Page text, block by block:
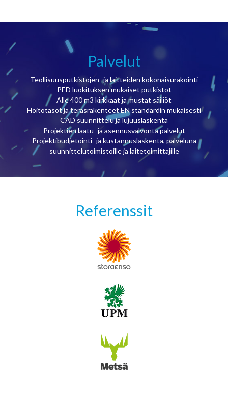
Palvelut
Teollisuusputkistojen- ja laitteiden kokonaisurakointi
PED luokituksen mukaiset putkistot
Alle 400 m3 kirkkaat ja mustat säiliöt
Hoitotasot ja teräsrakenteet EN standardin mukaisesti
CAD suunnittelu ja lujuuslaskenta
Projektien laatu- ja asennusvalvonta palvelut
Projektibudjetointi- ja kustannuslaskenta, palveluna
suunnittelutoimistoille ja laitetoimittajille
Referenssit